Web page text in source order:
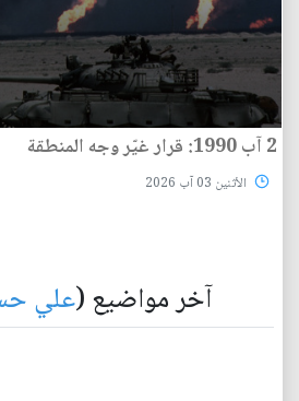
2 آب 1990: قرار غيّر وجه المنطقة
الأثنين 03 آب 2026
آخر مواضيع (علي